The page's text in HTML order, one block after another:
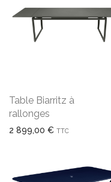
Table Biarritz à
rallonges
2 899,00 € TTC